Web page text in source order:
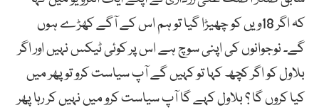
کہ اگر 18ویں کو چھیڑا گیا تو ہم اس کے آگے کھڑے ہوں
گے۔ نوجوانوں کی اپنی سوچ ہے اس پر کوئی ٹیکس نہیں اور اگر
بلاول کو اگر کچھ کہا تو کہیں گے آپ سیاست کرو تو پھر میں
کیا کروں گا ؟ بلاول کہے گا آپ سیاست کرو میں نہیں کر رہا پھر